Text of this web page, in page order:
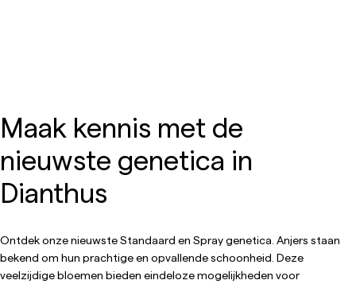
Maak kennis met de
nieuwste genetica in
Dianthus
Ontdek onze nieuwste Standaard en Spray genetica. Anjers staan
bekend om hun prachtige en opvallende schoonheid. Deze
veelzijdige bloemen bieden eindeloze mogelijkheden voor